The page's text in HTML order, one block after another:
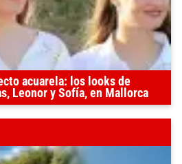
acuarela: los looks de
Leonor y Sofía, en Mallorca